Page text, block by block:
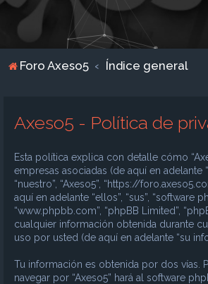
Foro Axeso5 Índice general
Axeso5 - Política de
Esta política explica con detalle cómo
empresas asociadas (de aquí en adelante
“nuestro”, “Axeso5”, “https://
aquí en adelante “ellos”, “sus”, “software
“www.phpbb.com”, “phpBB Limited”,
cualquier información obtenida durante
uso por usted (de aquí en adelante “su
Tu información es obtenida por dos vías.
navegar por “Axeso5” hará al software